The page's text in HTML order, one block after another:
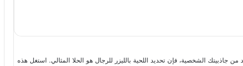
الشخصية، فإن تحديد اللحية بالليزر للرجال هو الحلا المثالي. استغل هذه